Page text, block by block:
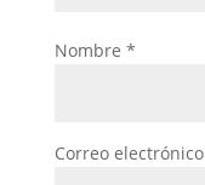
Nombre *
Correo electrónico